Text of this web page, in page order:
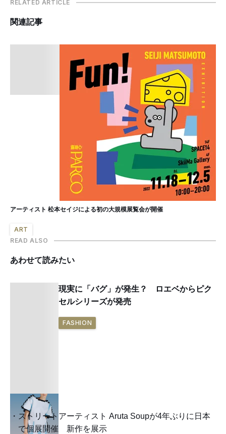
RELATED ARTICLE
関連記事
アーティスト 松本セイジによる初の大規模展覧会が開催
ART
READ ALSO
あわせて読みたい
現実に「バグ」が発生？ ロエベからピク
セルシリーズが発売
FASHION
ストリートアーティスト Aruta Soupが4年ぶりに日本
で個展開催 新作を展示